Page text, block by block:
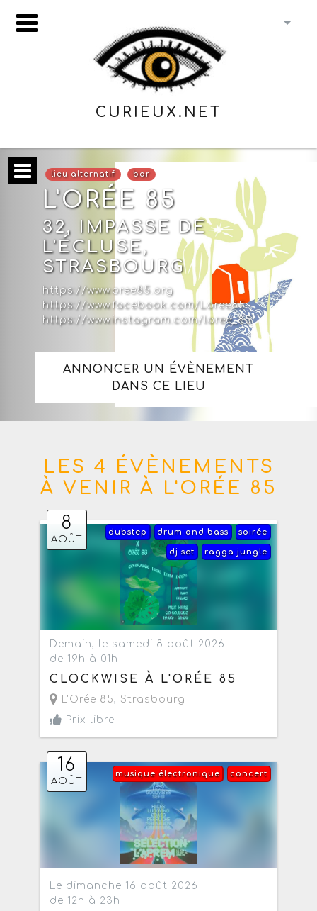
CURIEUX.NET
lieu alternatif bar
L'ORÉE 85
32, IMPASSE DE
L'ÉCLUSE,
STRASBOURG
https://www.oree85.org
https://www.facebook.com/Loree85
https://www.instagram.com/loree_85
ANNONCER UN ÉVÈNEMENT
DANS CE LIEU
LES 4 ÉVÈNEMENTS
À VENIR À L'ORÉE 85
8
AOÛT
soirée
drum and bass
dubstep
ragga jungle
dj set
Demain, le samedi 8 août 2026
de 19h à 01h
CLOCKWISE À L'ORÉE 85
L'Orée 85, Strasbourg
Prix libre
16
AOÛT
concert
musique électronique
Le dimanche 16 août 2026
de 12h à 23h